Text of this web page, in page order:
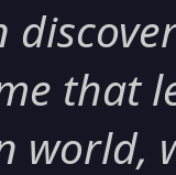
that
world,